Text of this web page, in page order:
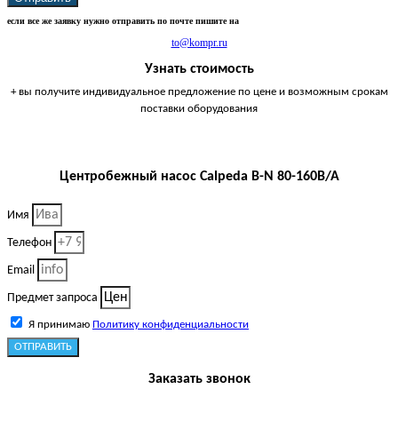
если все же заявку нужно отправить по почте пишите на
to@kompr.ru
Узнать стоимость
+ вы получите индивидуальное предложение по цене и возможным срокам
поставки оборудования
Центробежный насос Calpeda B-N 80-160B/A
Имя
Телефон
Email
Предмет запроса
Я принимаю Политику конфиденциальности
ОТПРАВИТЬ
Заказать звонок